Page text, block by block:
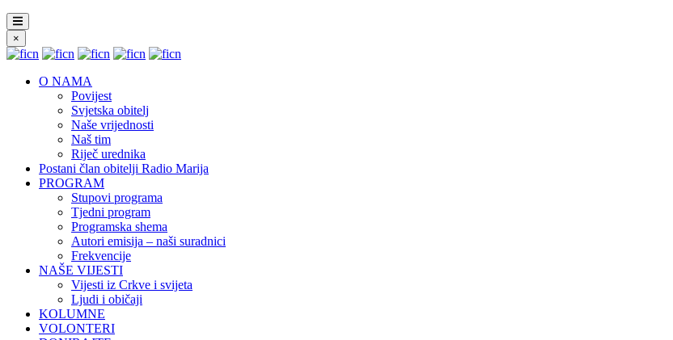
×
O NAMA
Povijest
Svjetska obitelj
Naše vrijednosti
Naš tim
Riječ urednika
Postani član obitelji Radio Marija
PROGRAM
Stupovi programa
Tjedni program
Programska shema
Autori emisija – naši suradnici
Frekvencije
NAŠE VIJESTI
Vijesti iz Crkve i svijeta
Ljudi i običaji
KOLUMNE
VOLONTERI